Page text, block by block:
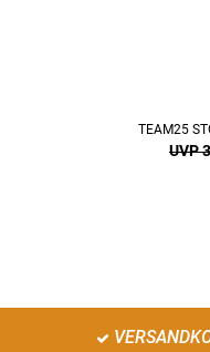
TEAM25
UVP